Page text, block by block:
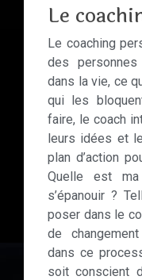
Le
Le coaching
des
dans la vie, ce
qui les
faire, le coach
leurs idées et
plan d’action
Quelle est
s’épanouir ?
poser dans le
de
dans ce
soit conscient